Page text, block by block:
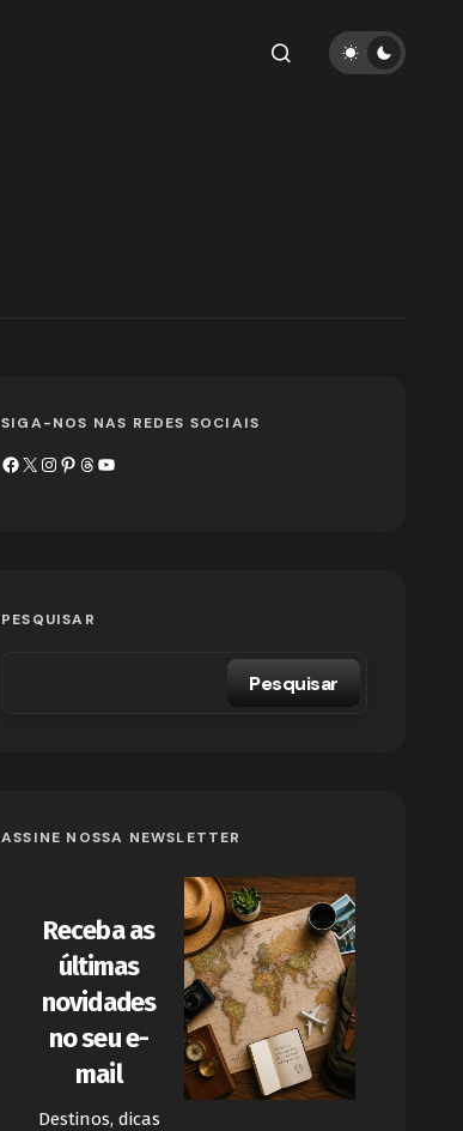
SIGA-NOS NAS REDES SOCIAIS
PESQUISAR
Pesquisar
ASSINE NOSSA NEWSLETTER
Receba as
últimas
novidades
no seu e-
mail
Destinos, dicas